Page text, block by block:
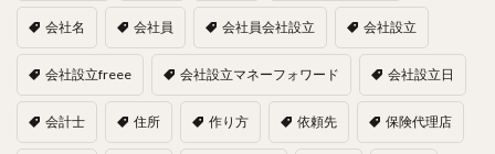
会社名 会社員 会社員会社設立 会社設立
会社設立freee 会社設立マネーフォワード 会社設立日
会計士 住所 作り方 依頼先 保険代理店